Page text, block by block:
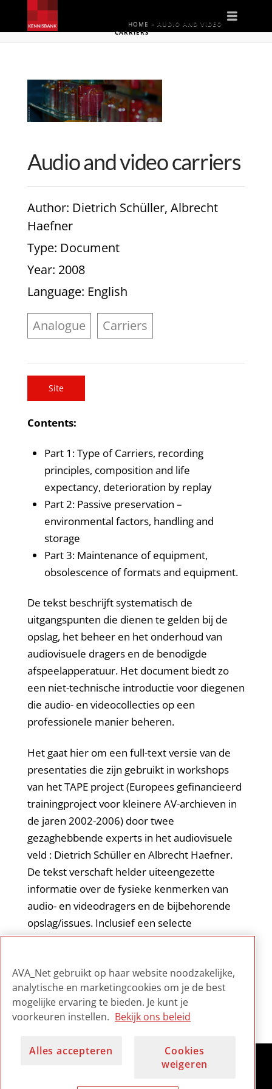
HOME » AUDIO AND VIDEO
CARRIERS
Audio and video carriers
Author: Dietrich Schüller, Albrecht
Haefner
Type: Document
Year: 2008
Language: English
Analogue Carriers
Site
Contents:
Part 1: Type of Carriers, recording
principles, composition and life
expectancy, deterioration by replay
Part 2: Passive preservation –
environmental factors, handling and
storage
Part 3: Maintenance of equipment,
obsolescence of formats and equipment.
De tekst beschrijft systematisch de
uitgangspunten die dienen te gelden bij de
opslag, het beheer en het onderhoud van
audiovisuele dragers en de benodigde
afspeelapperatuur. Het document biedt zo
een niet-technische introductie voor diegenen
die audio- en videocollecties op een
professionele manier beheren.
Het gaat hier om een full-text versie van de
presentaties die zijn gebruikt in workshops
van het TAPE project (Europees gefinancieerd
trainingproject voor kleinere AV-archieven in
de jaren 2002-2006) door twee
gezaghebbende experts in het audiovisuele
veld : Dietrich Schüller en Albrecht Haefner.
De tekst verschaft helder uiteengezette
informatie over de fysieke kenmerken van
audio- en videodragers en de bijbehorende
opslag/issues. Inclusief een selecte
bibliografie van algemene publicaties, die op
literatuur.
AVA_Net gebruikt op haar website noodzakelijke,
analytische en marketingcookies om je de best
mogelijke ervaring te bieden. Je kunt je
voorkeuren instellen. Bekijk ons beleid
Alles accepteren
Cookies
weigeren